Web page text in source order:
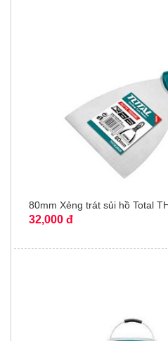
80mm Xẻng trát sủi hồ Total
32,000 đ